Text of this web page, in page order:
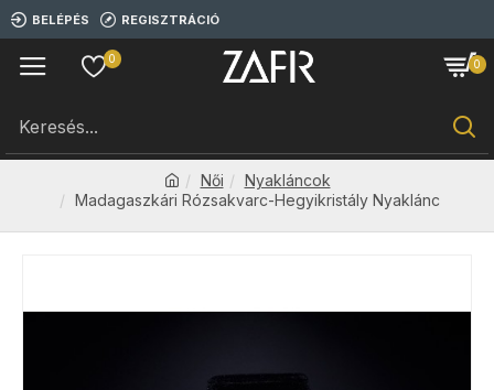
BELÉPÉS REGISZTRÁCIÓ
0 0
Női
Nyakláncok
Madagaszkári Rózsakvarc-Hegyikristály Nyaklánc